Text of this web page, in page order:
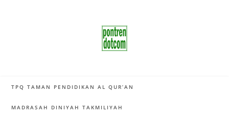
TPQ TAMAN PENDIDIKAN AL QUR’AN
MADRASAH DINIYAH TAKMILIYAH